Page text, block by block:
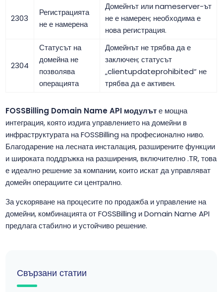
2303
Регистрацията
не е намерена
Домейнът или nameserver-ът
не е намерен; необходима е
нова регистрация.
2304
Статусът на
домейна не
позволява
операцията
Домейнът не трябва да е
заключен; статусът
„clientupdateprohibited“ не
трябва да е активен.
FOSSBilling Domain Name API модулъте мощна
интеграция, която издига управлението на домейни в
инфраструктурата на FOSSBilling на професионално ниво.
Благодарение на лесната инсталация, разширените функции
и широката поддръжка на разширения, включително .TR, това
е идеално решение за компании, които искат да управляват
домейн операциите си централно.
За ускоряване на процесите по продажба и управление на
домейни, комбинацията от FOSSBilling и Domain Name API
предлага стабилно и устойчиво решение.
Свързани статии